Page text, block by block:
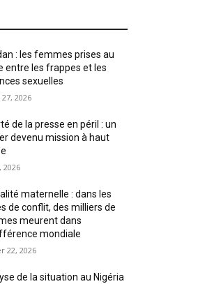
: les femmes prises au
entre les frappes et les
sexuelles
2026
de la presse en péril : un
devenu mission à haut
2026
maternelle : dans les
de conflit, des milliers de
meurent dans
mondiale
22, 2026
de la situation au Nigéria